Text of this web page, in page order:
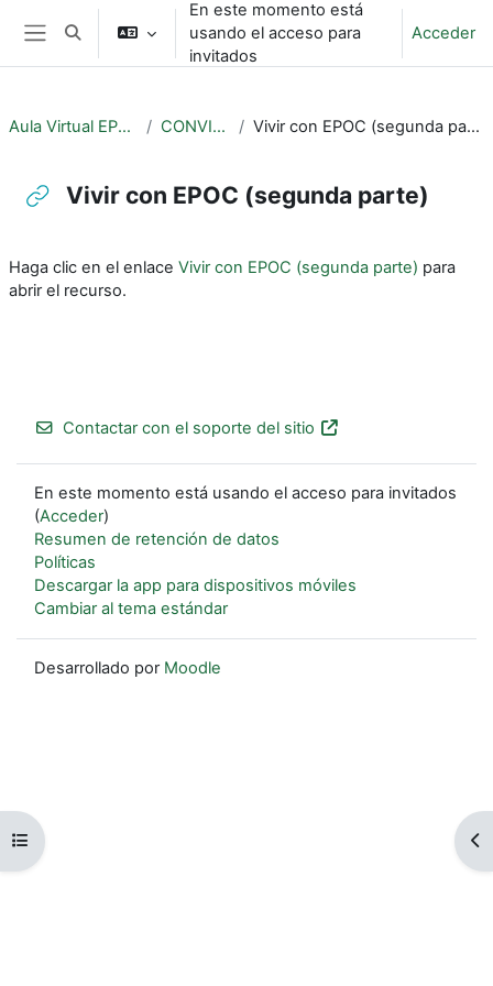
Salta al contenido principal
Panel lateral
Selector de búsqueda de entrada
En este momento está
usando el acceso para
invitados
Acceder
Abrir índice del curso
Aula Virtual EPOC CONVIVE Vivir con EPOC (segunda parte)
Vivir con EPOC (segunda parte)
Haga clic en el enlace Vivir con EPOC (segunda parte) para
abrir el recurso.
Contactar con el soporte del sitio
En este momento está usando el acceso para invitados
(Acceder)
Resumen de retención de datos
Políticas
Descargar la app para dispositivos móviles
Cambiar al tema estándar
Desarrollado por Moodle